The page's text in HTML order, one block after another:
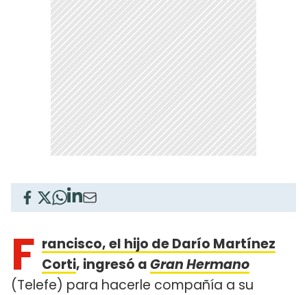
F rancisco, el hijo de Darío Martínez
Corti, ingresó aGran Hermano
(Telefe) para hacerle compañía a su